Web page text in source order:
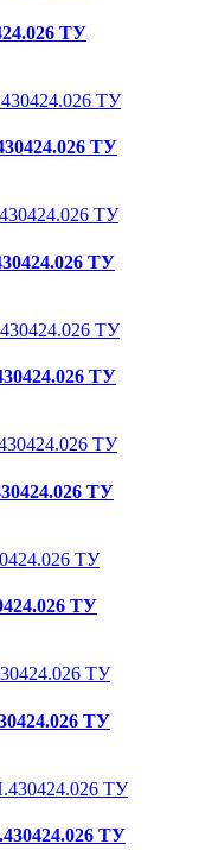
ТУ
ТУ
ТУ
ТУ
ТУ
ТУ
ТУ
ТУ